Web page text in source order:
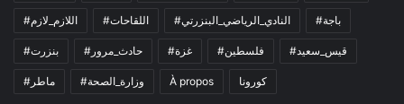
#اللازم_لازم #اللقاحات #النادي_الرياضي_البنزرتي #باجة
#بنزرت #حادث_مرور #غزة #فلسطين #قيس_سعيد
#ماطر #وزارة_الصحة À propos كورونا